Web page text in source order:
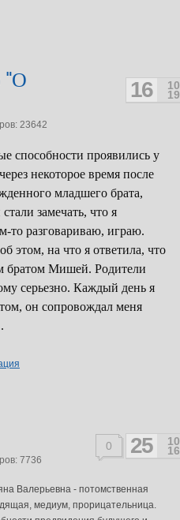
10
19
16
"О
23642
способности проявились у
некоторое время после
младшего брата,
замечать, что я
то разговариваю, играю.
этом, на что я ответила, что
братом Мишей. Родители
серьезно. Каждый день я
он сопровождал меня
0 10
16
25
7736
Валерьевна - потомственная
медиум, прорицательница.